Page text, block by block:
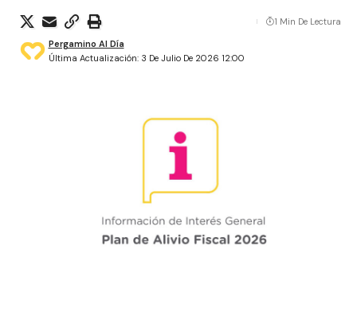
Última Actualización: 3 De Julio De 2026 12:00
Pergamino Al Día
1 Min De Lectura